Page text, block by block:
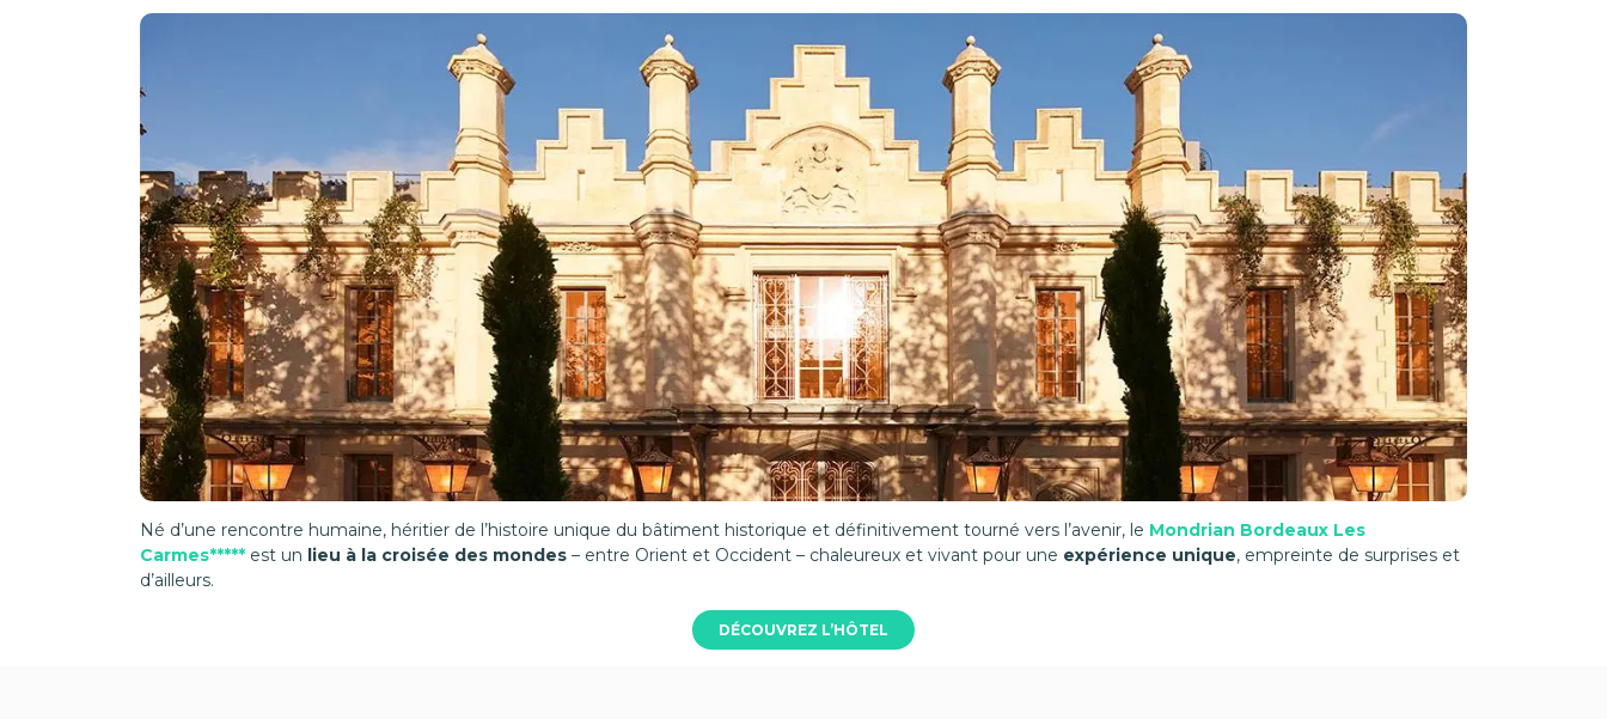
Né d’une rencontre humaine, héritier de l’histoire unique du bâtiment historique et définitivement tourné vers l’avenir, le Mondrian Bordeaux Les
Carmes***** est un lieu à la croisée des mondes – entre Orient et Occident – chaleureux et vivant pour une expérience unique, empreinte de surprises et
d’ailleurs.
DÉCOUVREZ L’HÔTEL